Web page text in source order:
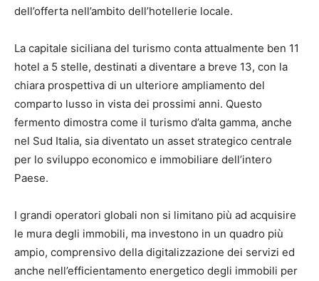
dell’offerta nell’ambito dell’hotellerie locale.
La capitale siciliana del turismo conta attualmente ben 11
hotel a 5 stelle, destinati a diventare a breve 13, con la
chiara prospettiva di un ulteriore ampliamento del
comparto lusso in vista dei prossimi anni. Questo
fermento dimostra come il turismo d’alta gamma, anche
nel Sud Italia, sia diventato un asset strategico centrale
per lo sviluppo economico e immobiliare dell’intero
Paese.
I grandi operatori globali non si limitano più ad acquisire
le mura degli immobili, ma investono in un quadro più
ampio, comprensivo della digitalizzazione dei servizi ed
anche nell’efficientamento energetico degli immobili per